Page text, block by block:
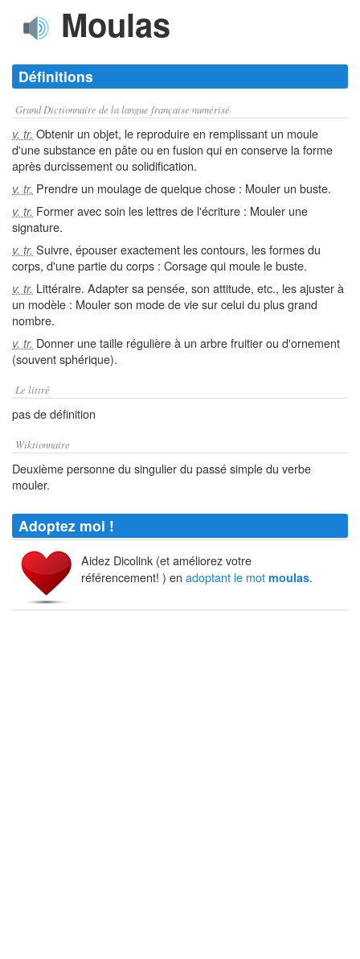
Moulas
Définitions
Grand Dictionnaire de la langue française numérisé
v. tr. Obtenir un objet, le reproduire en remplissant un moule
d'une substance en pâte ou en fusion qui en conserve la forme
après durcissement ou solidification.
v. tr. Prendre un moulage de quelque chose : Mouler un buste.
v. tr. Former avec soin les lettres de l'écriture : Mouler une
signature.
v. tr. Suivre, épouser exactement les contours, les formes du
corps, d'une partie du corps : Corsage qui moule le buste.
v. tr. Littéraire. Adapter sa pensée, son attitude, etc., les ajuster à
un modèle : Mouler son mode de vie sur celui du plus grand
nombre.
v. tr. Donner une taille régulière à un arbre fruitier ou d'ornement
(souvent sphérique).
Le littré
pas de définition
Wiktionnaire
Deuxième personne du singulier du passé simple du verbe
mouler.
Adoptez moi !
Aidez Dicolink (et améliorez votre
référencement! ) en adoptant le mot moulas.